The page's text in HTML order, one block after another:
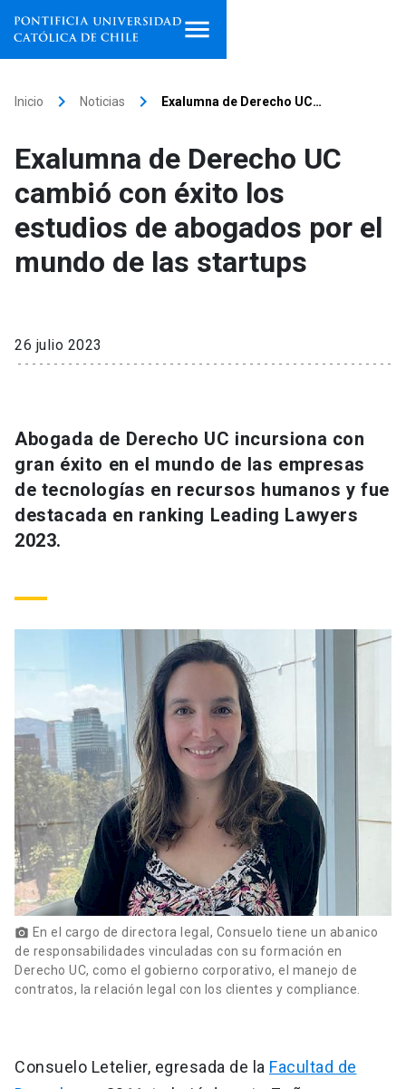
Facultades, escuelas e
institutos
Investigación
Información para keyboard_arrow_down
Futuros estudiantes
Académicos
Padres y familia
Vecinos
Go to english site launch
Mi Cuenta UC launch
Mi Portal UC launch
Medios Biblioteca launch
Donaciones launch
Inicio keyboard_arrow_right Noticias keyboard_arrow_right Exalumna de Derecho UC…
Exalumna de Derecho UC
cambió con éxito los
estudios de abogados por el
mundo de las startups
26 julio 2023
Abogada de Derecho UC incursiona con
gran éxito en el mundo de las empresas
de tecnologías en recursos humanos y fue
destacada en ranking Leading Lawyers
2023.
photo_camera En el cargo de directora legal, Consuelo tiene un abanico
de responsabilidades vinculadas con su formación en
Derecho UC, como el gobierno corporativo, el manejo de
contratos, la relación legal con los clientes y compliance.
Consuelo Letelier, egresada de la Facultad de